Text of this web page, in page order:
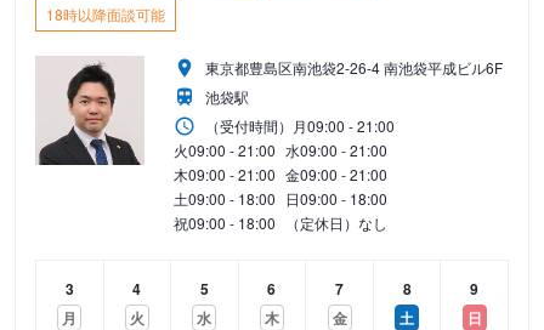
18時以降面談可能
東京都豊島区南池袋2-26-4 南池袋平成ビル6F
池袋駅
（受付時間） 月09:00 - 21:00
火09:00 - 21:00 水09:00 - 21:00
木09:00 - 21:00 金09:00 - 21:00
土09:00 - 18:00 日09:00 - 18:00
祝09:00 - 18:00 （定休日）なし
3
月
4
火
5
水
6
木
7
金
8
土
9
日